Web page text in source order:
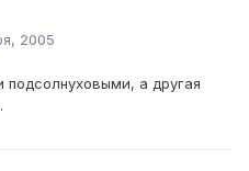
2005
а другая